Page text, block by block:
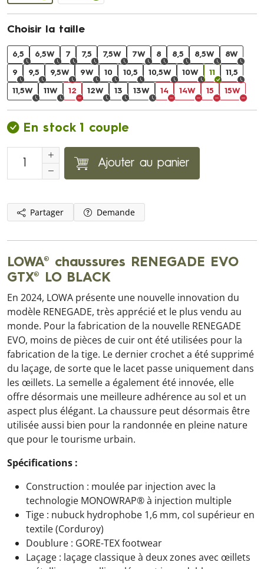
Choisir la taille
6,5 6,5W 7 7,5 7,5W 7W 8 8,5 8,5W 8W
9 9,5 9,5W 9W 10 10,5 10,5W 10W 11 11,5
11,5W 11W 12 12W 13 13W 14 14W 15 15W
En stock 1 couple
Ajouter au panier
Partager Demande
LOWA® chaussures RENEGADE EVO
GTX® LO BLACK
En 2024, LOWA présente une nouvelle innovation du
modèle RENEGADE, très apprécié et le plus vendu au
monde. Pour la fabrication de la nouvelle RENEGADE
EVO, moins de pièces de cuir ont été utilisées pour la
fabrication de la tige. Le dernier crochet a été supprimé
du laçage, de sorte que le lacet passe uniquement dans
les œillets. La semelle a également été innovée, elle
offre désormais une meilleure adhérence au sol et un
aspect plus élégant. La chaussure peut désormais être
utilisée aussi bien pour la randonnée en pleine nature
que pour le tourisme urbain.
Spécifications :
Construction : moulée par injection avec la
technologie MONOWRAP® à injection multiple
Tige : nubuck hydrophobe 1,6 mm, col supérieur en
textile (Corduroy)
Doublure : GORE-TEX footwear
Laçage : laçage classique à deux zones avec œillets